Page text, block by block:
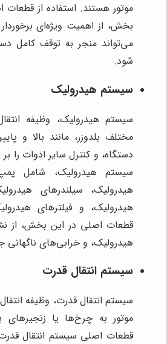
موتور هستند. استفاده از
بخش، از اهمیت ویژه‌ای
می‌تواند منجر به توقف کامل
شود.
سیستم هیدرولیک
سیستم هیدرولیک، وظیفه
مختلف بلدوزر، مانند بالا و
دستگاه، و کنترل سایر ادوات را
سیستم هیدرولیک، شامل
هیدرولیک، سیلندرهای
هیدرولیک، و فیلترهای
قطعات اصلی در این بخش، از
هیدرولیک، و خرابی‌های ناگهانی
سیستم انتقال قدرت
سیستم انتقال قدرت، وظیفه
موتور به چرخ‌ها یا زنجیرهای
قطعات اصلی سیستم انتقال